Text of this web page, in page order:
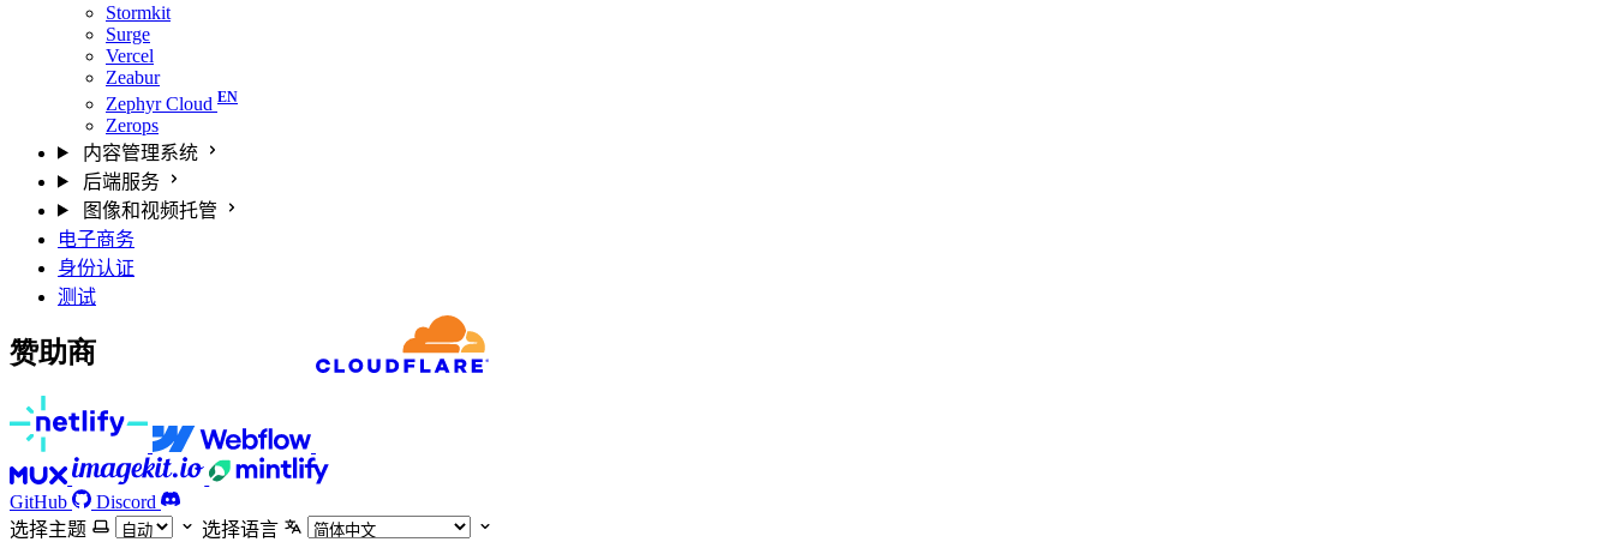
Stormkit
Surge
Vercel
Zeabur
Zephyr Cloud
Zerops
内容管理系统
后端服务
图像和视频托管
电子商务
身份认证
测试
赞助商
GitHub
Discord
选择主题
选择语言